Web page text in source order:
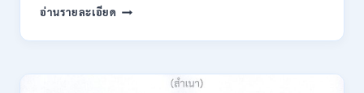
15
อ่านรายละเอียด สำนักงาน
ตรวจ
แผ่น